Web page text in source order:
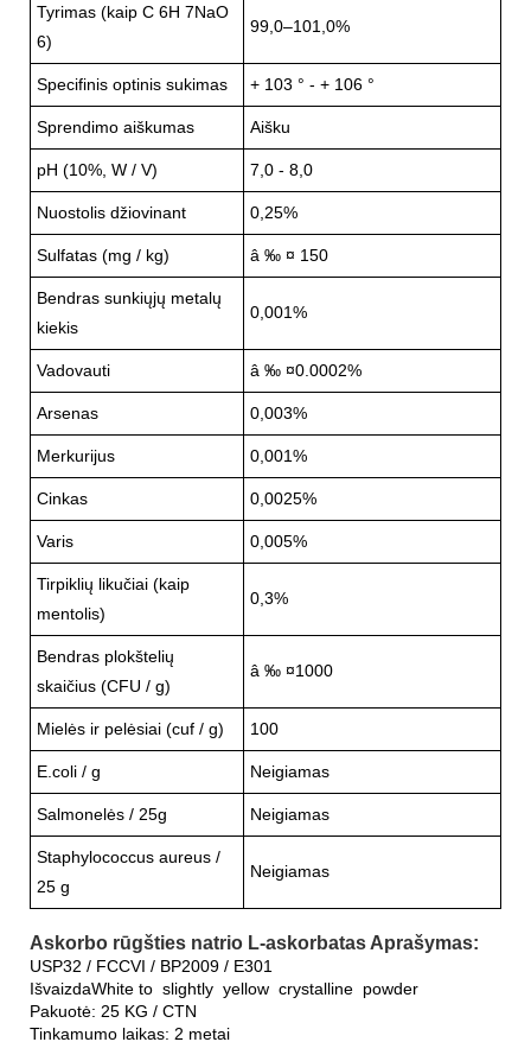
Tyrimas (kaip C 6H 7NaO
6)
99,0–101,0%
Specifinis optinis sukimas + 103 ° - + 106 °
Sprendimo aiškumas Aišku
pH (10%, W / V) 7,0 - 8,0
Nuostolis džiovinant 0,25%
Sulfatas (mg / kg) â ‰ ¤ 150
Bendras sunkiųjų metalų
kiekis
0,001%
Vadovauti â ‰ ¤0.0002%
Arsenas 0,003%
Merkurijus 0,001%
Cinkas 0,0025%
Varis 0,005%
Tirpiklių likučiai (kaip
mentolis)
0,3%
Bendras plokštelių
skaičius (CFU / g)
â ‰ ¤1000
Mielės ir pelėsiai (cuf / g) 100
E.coli / g Neigiamas
Salmonelės / 25g Neigiamas
Staphylococcus aureus /
25 g
Neigiamas
Askorbo rūgšties natrio L-askorbatas Aprašymas:
USP32 / FCCVI / BP2009 / E301
IšvaizdaWhite to slightly yellow crystalline powder
Pakuotė: 25 KG / CTN
Tinkamumo laikas: 2 metai